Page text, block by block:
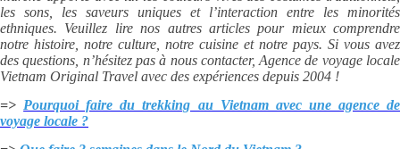
les sons, les saveurs uniques et l’interaction entre les minorités
ethniques. Veuillez lire nos autres articles pour mieux comprendre
notre histoire, notre culture, notre cuisine et notre pays. Si vous avez
des questions, n’hésitez pas à nous contacter, Agence de voyage locale
Vietnam Original Travel avec des expériences depuis 2004 !
=> Pourquoi faire du trekking au Vietnam avec une agence de
voyage locale ?